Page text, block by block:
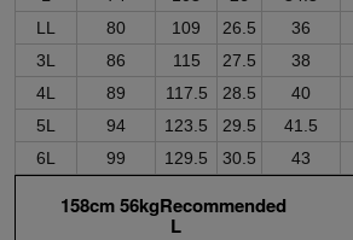
LL
80 109 26.5 36
3L
86 115 27.5 38
4L
89 117.5 28.5 40
5L
94 123.5 29.5 41.5
6L
99 129.5 30.5 43
158cm 56kgRecommended
L